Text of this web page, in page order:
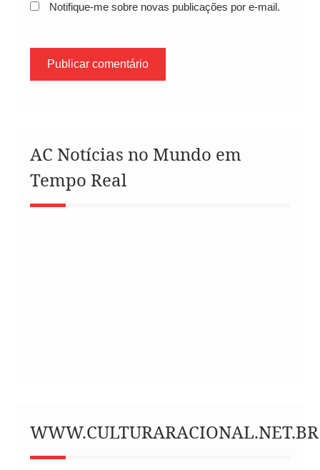
Notifique-me sobre novas publicações por e-mail.
AC Notícias no Mundo em
Tempo Real
WWW.CULTURARACIONAL.NET.BR